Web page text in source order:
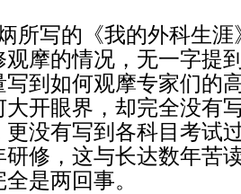
写的《我的外科生涯
观摩的情况，无一字提
写到如何观摩专家们的
大开眼界，却完全没有
更没有写到各科目考
研修，这与长达数年苦
是两回事。